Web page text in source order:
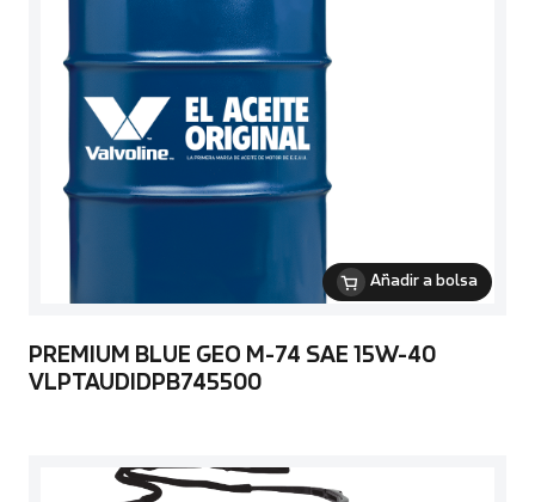
Añadir a bolsa
PREMIUM BLUE GEO M-74 SAE 15W-40
VLPTAUDIDPB745500